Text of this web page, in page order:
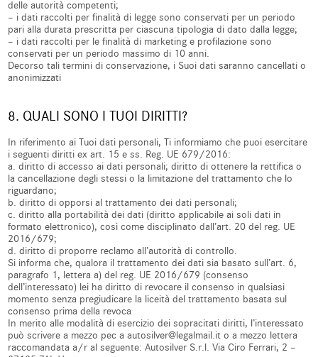
delle autorità competenti;
– i dati raccolti per finalità di legge sono conservati per un periodo
pari alla durata prescritta per ciascuna tipologia di dato dalla legge;
– i dati raccolti per le finalità di marketing e profilazione sono
conservati per un periodo massimo di 10 anni.
Decorso tali termini di conservazione, i Suoi dati saranno cancellati o
anonimizzati
8. QUALI SONO I TUOI DIRITTI?
In riferimento ai Tuoi dati personali, Ti informiamo che puoi esercitare
i seguenti diritti ex art. 15 e ss. Reg. UE 679/2016:
a. diritto di accesso ai dati personali; diritto di ottenere la rettifica o
la cancellazione degli stessi o la limitazione del trattamento che lo
riguardano;
b. diritto di opporsi al trattamento dei dati personali;
c. diritto alla portabilità dei dati (diritto applicabile ai soli dati in
formato elettronico), così come disciplinato dall’art. 20 del reg. UE
2016/679;
d. diritto di proporre reclamo all’autorità di controllo.
Si informa che, qualora il trattamento dei dati sia basato sull’art. 6,
paragrafo 1, lettera a) del reg. UE 2016/679 (consenso
dell’interessato) lei ha diritto di revocare il consenso in qualsiasi
momento senza pregiudicare la liceità del trattamento basata sul
consenso prima della revoca
In merito alle modalità di esercizio dei sopracitati diritti, l’interessato
può scrivere a mezzo pec a autosilver@legalmail.it o a mezzo lettera
raccomandata a/r al seguente: Autosilver S.r.l. Via Ciro Ferrari, 2 –